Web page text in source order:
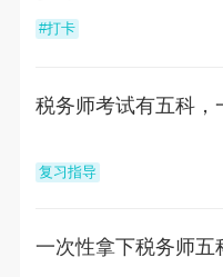
#打卡
税务师考试有五科，
复习指导
一次性拿下税务师五